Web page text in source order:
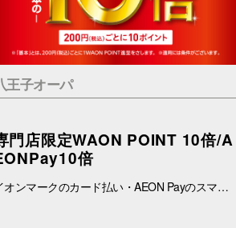
王子オーパ
門店限定WAON POINT 10倍/A
倍
イオンマークのカード払い・AEON Payのスマホ決済ご利用で WAON POINT－基本の－10倍 税込200円ごとに10ポイント 【対象外店舗】 1F「おたからや」、2F「マクドナルド」、 4F「ガチャガチャの森」「西松屋」「ナイスネイル」、 5F「コインスペース」「LIFULL HOME’S 住まいの窓口」「正光画廊」、 6F「オレンジセオリーフィットネス」「ZEN GOLF RANGE」「英会話イーオン」、 その他期間限定ショップや催事も対象外となります。 また3F「ダイソー・スリーピー」はAEON Payをご利用いただけません。 ※イオンJMBカード、イオンJMBカードを登録したAEON Payは対象外となります。 ※イオンマークのカード払い・AEON Payのスマホ決済（WAONタッチ除く）ご利用で、期間中は税込200円ごとに10WAON POINTを進呈いたします。 ※一部の専門店およびサービス・商品に対象外がございます。 ※その他のポイント企画と重複してのポイント付与はございません。高倍率のポイント企画が優先されます。 ※「基本」とは、税込200円ごとに1WAON POINT進呈をさします。 ※WAON POINTが進呈されないカードは対象外となります。 ※電子マネーWAON、WAON POINTのご利用分は対象外となります。 ※本企画の倍付ポイントは、2026年8月8日(土)～10日(月)ご利用分は2026年8月25日（火）に、8月11日(火・祝)ご利用分は2026年9月25日(金)に進呈させていただきます。 ※AEON Payのチャージ払いをご利用の場合は、ご精算時に即時に進呈いたします。（一部ポイント即時進呈対象外店舗がございます。）